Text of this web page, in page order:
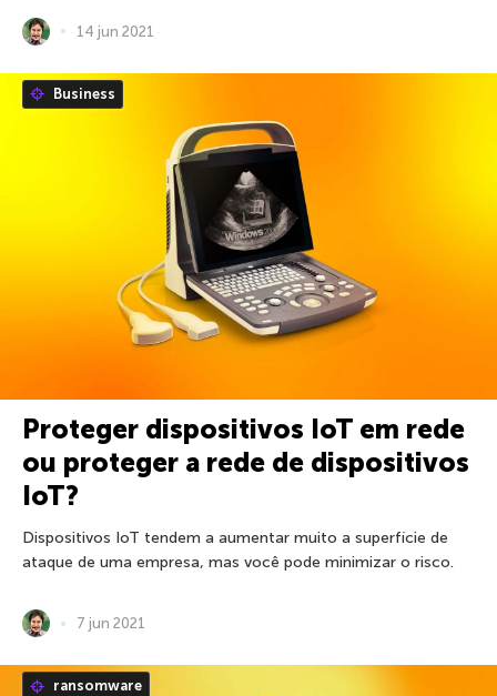
14 jun 2021
Business
Proteger dispositivos IoT em rede
ou proteger a rede de dispositivos
IoT?
Dispositivos IoT tendem a aumentar muito a superfície de
ataque de uma empresa, mas você pode minimizar o risco.
7 jun 2021
ransomware